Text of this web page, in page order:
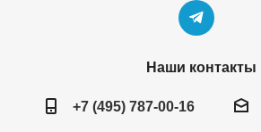
Наши контакты
+7 (495) 787-00-16